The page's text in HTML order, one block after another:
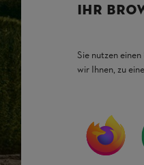
IHR
Sie nutzen
wir Ihnen, zu